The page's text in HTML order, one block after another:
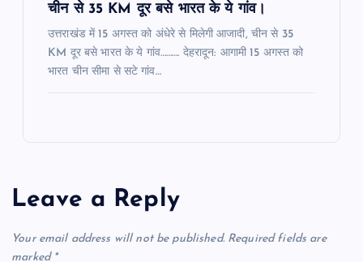
चीन से 35 KM दूर बसे भारत के ये गांव।
उत्तराखंड में 15 अगस्त को अंधेरे से मिलेगी आजादी, चीन से 35
KM दूर बसे भारत के ये गांव………. देहरादून: आगामी 15 अगस्त को
भारत चीन सीमा से सटे गांव…
Leave a Reply
Your email address will not be published. Required fields are
marked *